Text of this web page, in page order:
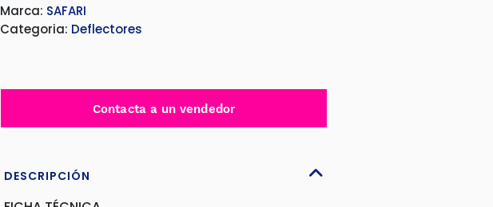
Marca: SAFARI
Categoria: Deflectores
Contacta a un vendedor
DESCRIPCIÓN